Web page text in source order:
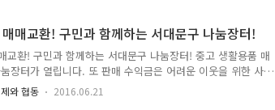
물을 만날 수 있었습니다. 우수한 품질의 특산물을 구매하기
적였습니다. 온정이 오가는 모습도 참 보기 좋았어요. 흥정
장을 보는 모습들이 담긴 현장 속으로 함께 가볼까요! 서대
..
매교환! 구민과 함께하는 서대문구 나눔장터!
교환! 구민과 함께하는 서대문구 나눔장터! 중고 생활용품 매
장터가 열립니다. 또 판매 수익금은 어려운 이웃을 위한 사
다고 하니 더욱 의미가 있겠죠! 구민과 함께하는 나눔장터, 어
아볼까요! :: 구민과 함께하는 나눔장터 ○ 일 시 : 2016. 6. 29.
와 협동 2016.06.21